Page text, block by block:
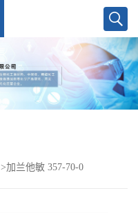
>加兰他敏 357-70-0